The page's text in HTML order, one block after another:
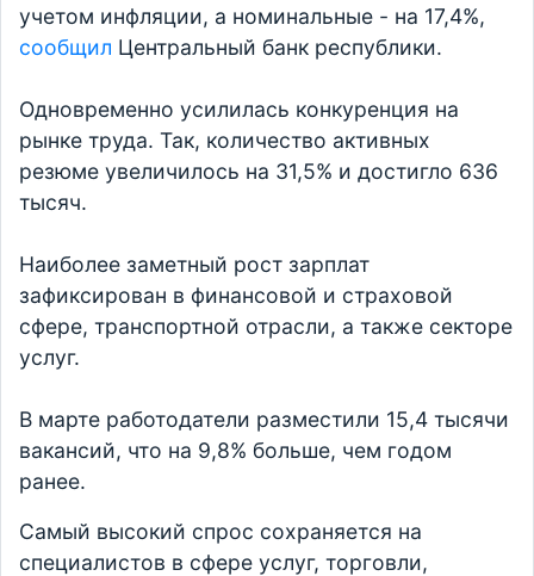
учетом инфляции, а номинальные - на 17,4%,
сообщил Центральный банк республики.
Одновременно усилилась конкуренция на
рынке труда. Так, количество активных
резюме увеличилось на 31,5% и достигло 636
тысяч.
Наиболее заметный рост зарплат
зафиксирован в финансовой и страховой
сфере, транспортной отрасли, а также секторе
услуг.
В марте работодатели разместили 15,4 тысячи
вакансий, что на 9,8% больше, чем годом
ранее.
Самый высокий спрос сохраняется на
специалистов в сфере услуг, торговли,